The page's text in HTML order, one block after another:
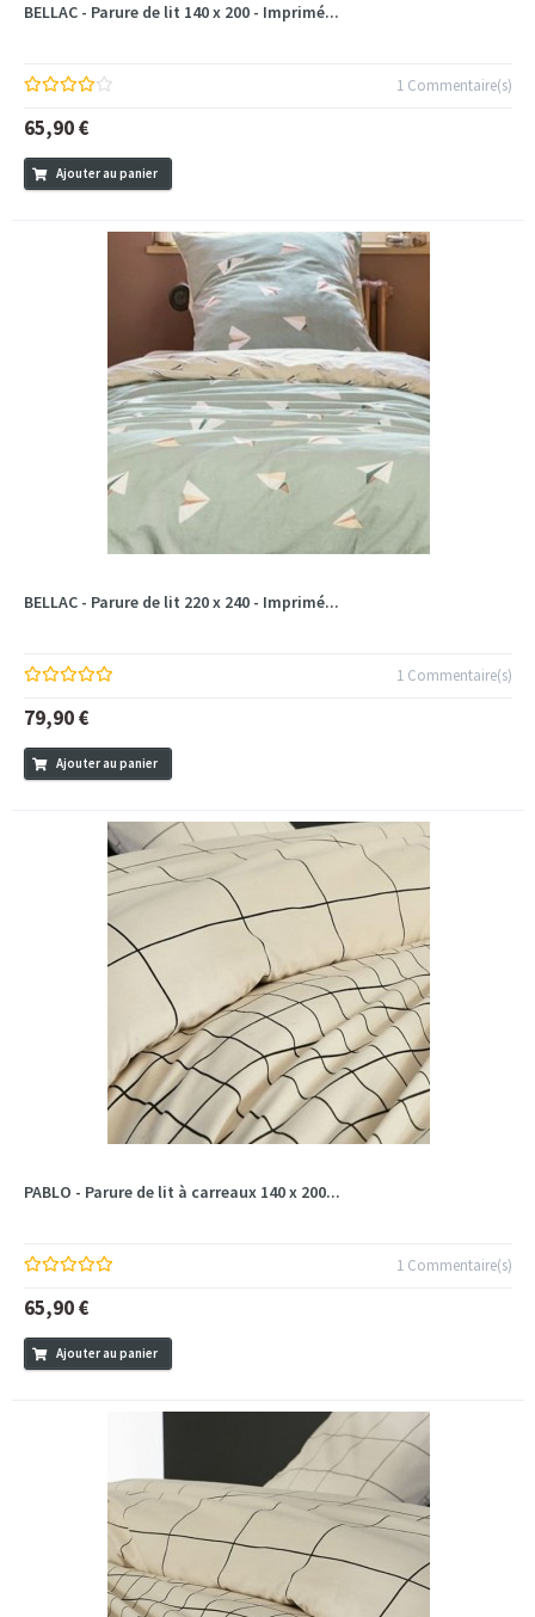
BELLAC - Parure de lit 140 x 200 - Imprimé...
1 Commentaire(s)
65,90 €
Ajouter au panier
BELLAC - Parure de lit 220 x 240 - Imprimé...
1 Commentaire(s)
79,90 €
Ajouter au panier
PABLO - Parure de lit à carreaux 140 x 200...
1 Commentaire(s)
65,90 €
Ajouter au panier